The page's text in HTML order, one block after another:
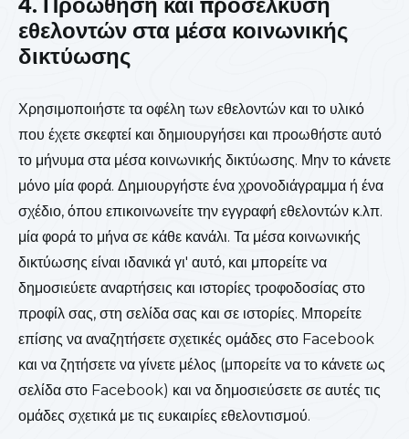
4. Προώθηση και προσέλκυση
εθελοντών στα μέσα κοινωνικής
δικτύωσης
Χρησιμοποιήστε τα οφέλη των εθελοντών και το υλικό
που έχετε σκεφτεί και δημιουργήσει και προωθήστε αυτό
το μήνυμα στα μέσα κοινωνικής δικτύωσης. Μην το κάνετε
μόνο μία φορά. Δημιουργήστε ένα χρονοδιάγραμμα ή ένα
σχέδιο, όπου επικοινωνείτε την εγγραφή εθελοντών κ.λπ.
μία φορά το μήνα σε κάθε κανάλι. Τα μέσα κοινωνικής
δικτύωσης είναι ιδανικά γι' αυτό, και μπορείτε να
δημοσιεύετε αναρτήσεις και ιστορίες τροφοδοσίας στο
προφίλ σας, στη σελίδα σας και σε ιστορίες. Μπορείτε
επίσης να αναζητήσετε σχετικές ομάδες στο Facebook
και να ζητήσετε να γίνετε μέλος (μπορείτε να το κάνετε ως
σελίδα στο Facebook) και να δημοσιεύσετε σε αυτές τις
ομάδες σχετικά με τις ευκαιρίες εθελοντισμού.